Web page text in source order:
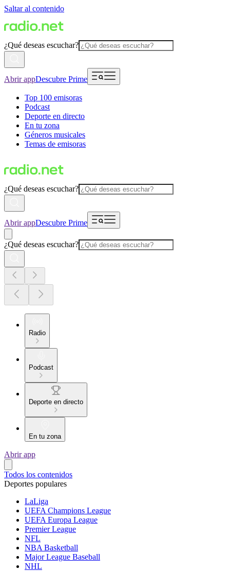
Saltar al contenido
¿Qué deseas escuchar?
Abrir appDescubre Prime
Top 100 emisoras
Podcast
Deporte en directo
En tu zona
Géneros musicales
Temas de emisoras
¿Qué deseas escuchar?
Abrir appDescubre Prime
¿Qué deseas escuchar?
Radio
Podcast
Deporte en directo
En tu zona
Abrir app
Todos los contenidos
Deportes populares
LaLiga
UEFA Champions League
UEFA Europa League
Premier League
NFL
NBA Basketball
Major League Baseball
NHL